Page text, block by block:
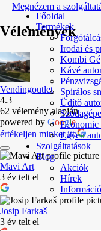
Főoldal
Termékek
Irodai és
Kombi
Kávé
Spirálos
Üdítő
Egyéb
Szolgáltatások
Blog
Akciók
Hírek
Megnézem a
Vélemények
Vendingoutlet
4.3
62 vélemény alapján
powered by Google
értékeljen minket itt:
Mavi Art
3 év telt el
Josip Farkaš
3 év telt el